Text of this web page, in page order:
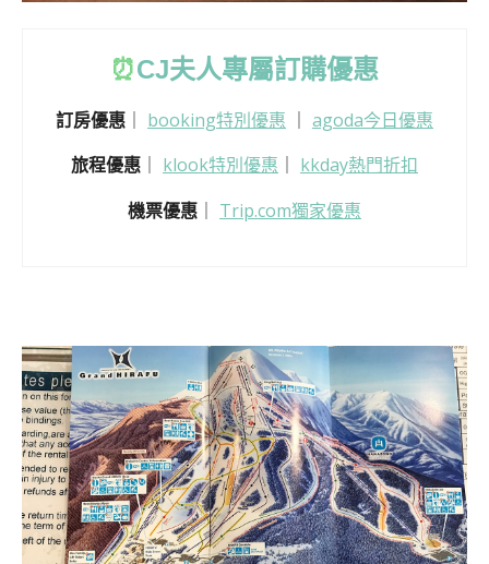
⏰CJ夫人專屬訂購優惠
訂房優惠 ｜ booking特別優惠 ｜ agoda今日優惠
旅程優惠
klook特別優惠
kkday熱門折扣
機票優惠
Trip.com獨家優惠